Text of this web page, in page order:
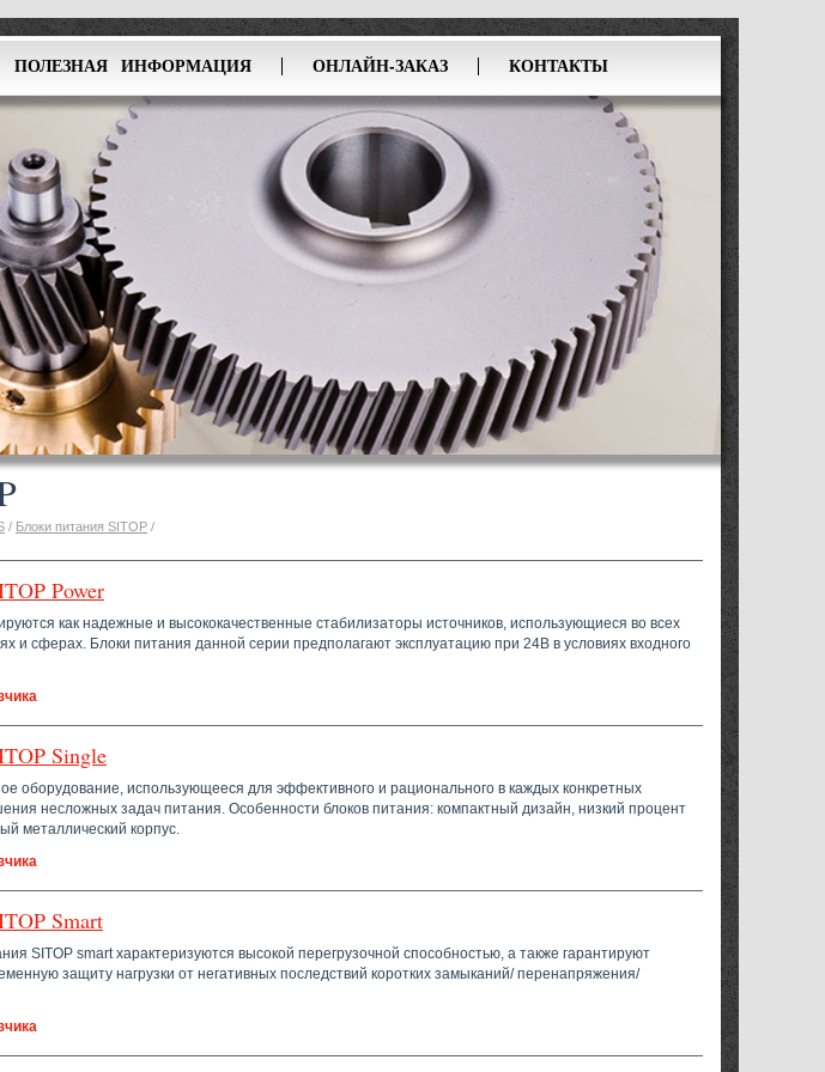
ПОЛЕЗНАЯ ИНФОРМАЦИЯ ОНЛАЙН-ЗАКАЗ КОНТАКТЫ
/ Блоки питания SITOP /
Power
как надежные и высококачественные стабилизаторы источников, использующиеся во всех
и сферах. Блоки питания данной серии предполагают эксплуатацию при 24В в условиях входного
Single
оборудование, использующееся для эффективного и рационального в каждых конкретных
несложных задач питания. Особенности блоков питания: компактный дизайн, низкий процент
металлический корпус.
Smart
SITOP smart характеризуются высокой перегрузочной способностью, а также гарантируют
защиту нагрузки от негативных последствий коротких замыканий/ перенапряжения/